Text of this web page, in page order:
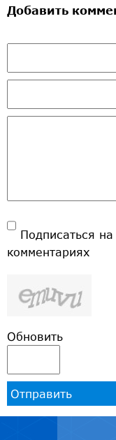
Добавить
Подписаться
комментариях
Обновить
Отправить